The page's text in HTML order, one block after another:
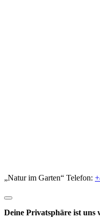
„Natur im Garten“ Telefon:
Deine Privatsphäre ist uns